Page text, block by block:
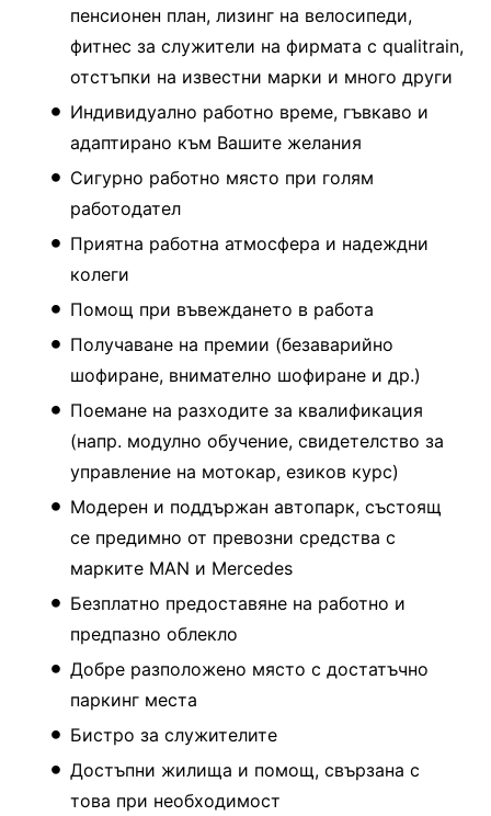
пенсионен план, лизинг на велосипеди,
фитнес за служители на фирмата с qualitrain,
отстъпки на известни марки и много други
Индивидуално работно време, гъвкаво и
адаптирано към Вашите желания
Сигурно работно място при голям
работодател
Приятна работна атмосфера и надеждни
колеги
Помощ при въвеждането в работа
Получаване на премии (безаварийно
шофиране, внимателно шофиране и др.)
Поемане на разходите за квалификация
(напр. модулно обучение, свидетелство за
управление на мотокар, езиков курс)
Модерен и поддържан автопарк, състоящ
се предимно от превозни средства с
марките MAN и Mercedes
Безплатно предоставяне на работно и
предпазно облекло
Добре разположено място с достатъчно
паркинг места
Бистро за служителите
Достъпни жилища и помощ, свързана с
това при необходимост